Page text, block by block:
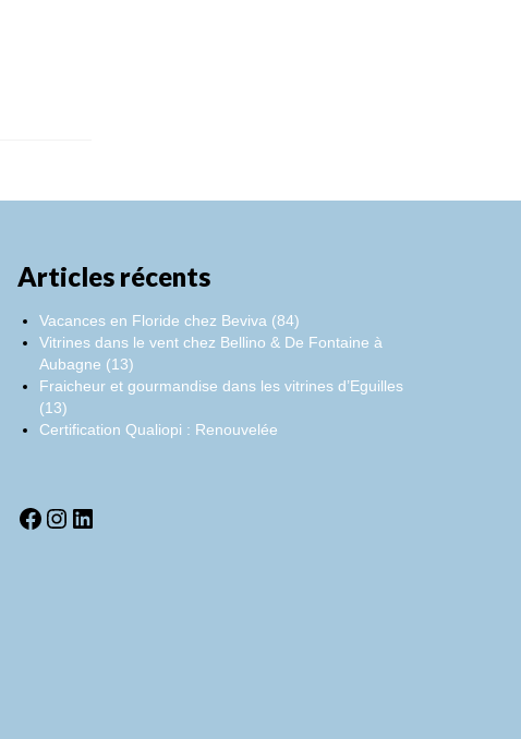
Articles récents
Vacances en Floride chez Beviva (84)
Vitrines dans le vent chez Bellino & De Fontaine à
Aubagne (13)
Fraicheur et gourmandise dans les vitrines d’Eguilles
(13)
Certification Qualiopi : Renouvelée
Facebook
Instagram
LinkedIn